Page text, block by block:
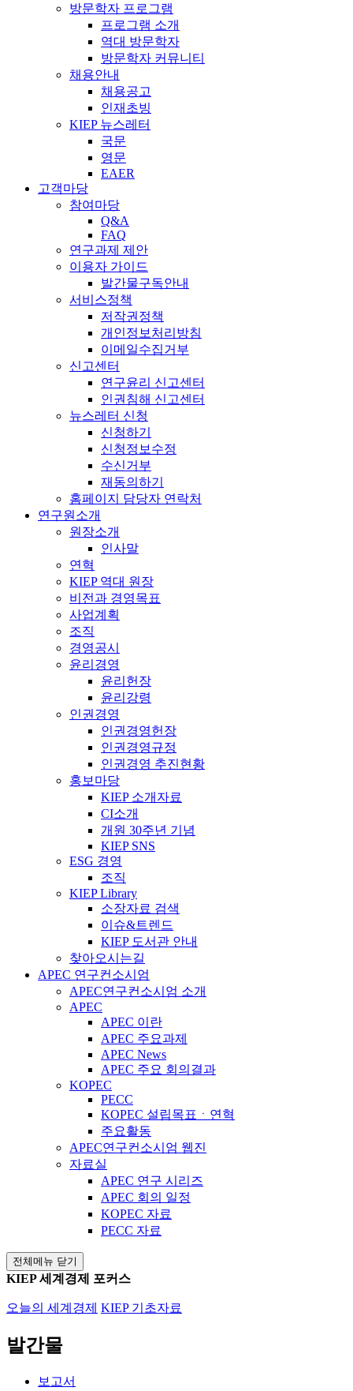
방문학자 프로그램
프로그램 소개
역대 방문학자
방문학자 커뮤니티
채용안내
채용공고
인재초빙
KIEP 뉴스레터
국문
영문
EAER
고객마당
참여마당
Q&A
FAQ
연구과제 제안
이용자 가이드
발간물구독안내
서비스정책
저작권정책
개인정보처리방침
이메일수집거부
신고센터
연구윤리 신고센터
인권침해 신고센터
뉴스레터 신청
신청하기
신청정보수정
수신거부
재동의하기
홈페이지 담당자 연락처
연구원소개
원장소개
인사말
연혁
KIEP 역대 원장
비전과 경영목표
사업계획
조직
경영공시
윤리경영
윤리헌장
윤리강령
인권경영
인권경영헌장
인권경영규정
인권경영 추진현황
홍보마당
KIEP 소개자료
CI소개
개원 30주년 기념
KIEP SNS
ESG 경영
조직
KIEP Library
소장자료 검색
이슈&트렌드
KIEP 도서관 안내
찾아오시는길
APEC 연구컨소시엄
APEC연구컨소시엄 소개
APEC
APEC 이란
APEC 주요과제
APEC News
APEC 주요 회의결과
KOPEC
PECC
KOPEC 설립목표ㆍ연혁
주요활동
APEC연구컨소시엄 웹진
자료실
APEC 연구 시리즈
APEC 회의 일정
KOPEC 자료
PECC 자료
전체메뉴 닫기
KIEP 세계경제 포커스
오늘의 세계경제 KIEP 기초자료
발간물
보고서